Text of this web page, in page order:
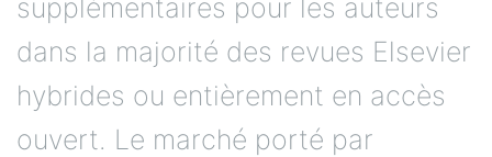
supplémentaires pour les auteurs
dans la majorité des revues Elsevier
hybrides ou entièrement en accès
ouvert. Le marché porté par